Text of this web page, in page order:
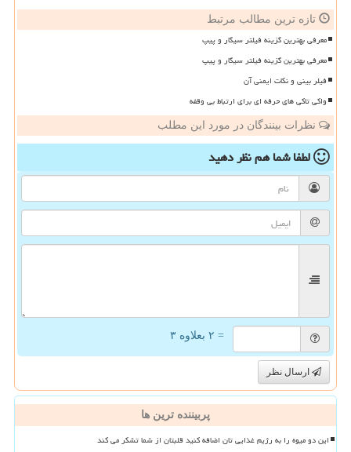
تازه ترین مطالب مرتبط
معرفی بهترین گزینه فیلتر سیگار و پیپ
معرفی بهترین گزینه فیلتر سیگار و پیپ
فیلر بینی و نکات ایمنی آن
واکی تاکی های حرفه ای برای ارتباط بی وقفه
نظرات بینندگان در مورد این مطلب
لطفا شما همنظر دهید
= ۲ بعلاوه ۳
ارسال نظر
پربیننده ترین ها
این دو میوه را به رژیم غذایی تان اضافه کنید قلبتان از شما تشکر می کند